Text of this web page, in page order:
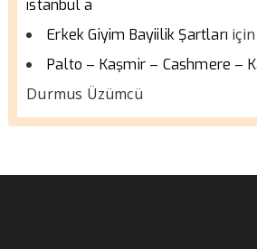
istanbul a
Erkek Giyim Bayiilik Şartları
Palto – Kaşmir – Cashmere –
Durmus Üzümcü